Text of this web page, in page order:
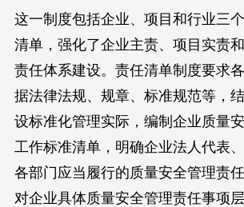
这一制度包括企业、项目和行业三
清单，强化了企业主责、项目实责
责任体系建设。责任清单制度要求
据法律法规、规章、标准规范等，
设标准化管理实际，编制企业质量
工作标准清单，明确企业法人代表
各部门应当履行的质量安全管理责
对企业具体质量安全管理责任事项